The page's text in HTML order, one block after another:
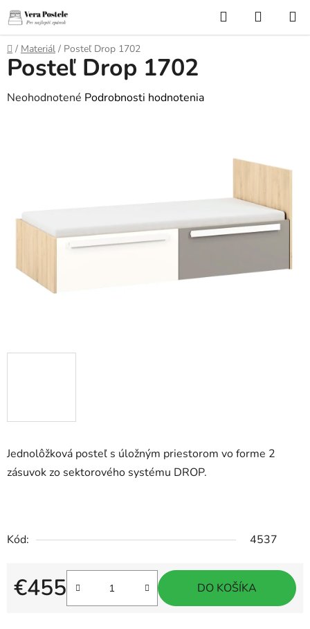
Prejsť
na
obsah
Hľadať
KOŠÍK
Domov
/ Materiál / Posteľ Drop 1702
Jednolôžková posteľ s úložným priestorom vo forme 2
zásuvok zo sektorového systému DROP.
Kód: 4537
€455
Jednotková cena:
DO KOŠÍKA
Posteľ Drop 1702
Priemerné
hviezdičiek.
Neohodnotené Podrobnosti hodnotenia